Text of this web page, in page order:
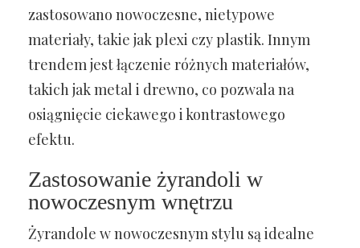
zastosowano nowoczesne, nietypowe
materiały, takie jak plexi czy plastik. Innym
trendem jest łączenie różnych materiałów,
takich jak metal i drewno, co pozwala na
osiągnięcie ciekawego i kontrastowego
efektu.
Zastosowanie żyrandoli w
nowoczesnym wnętrzu
Żyrandole w nowoczesnym stylu są idealne